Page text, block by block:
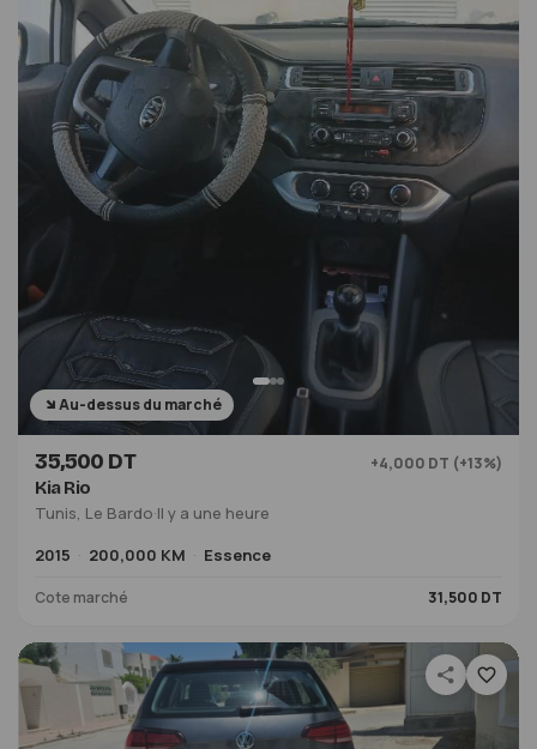
Au-dessus du marché
35,500 DT +4,000 DT (+13%)
Kia Rio
Tunis, Le Bardo·Il y a une heure
2015
200,000 KM Essence
Cote marché 31,500 DT